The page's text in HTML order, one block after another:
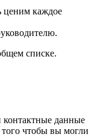
ценим каждое
списке.
контактные данные
чтобы вы могли